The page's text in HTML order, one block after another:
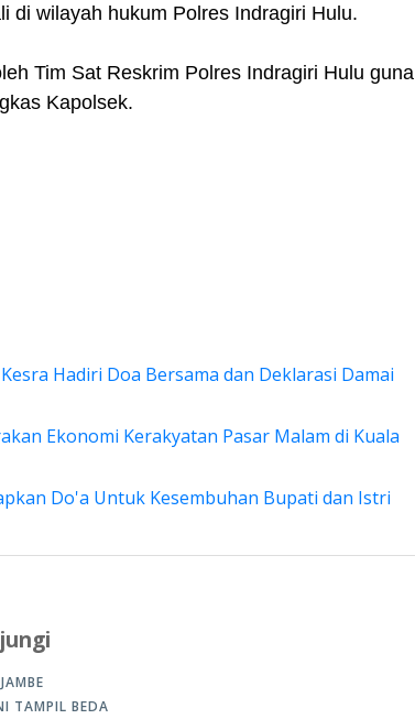
di wilayah hukum Polres Indragiri Hulu.
Tim Sat Reskrim Polres Indragiri Hulu guna
Kapolsek.
Hadiri Doa Bersama dan Deklarasi Damai
Ekonomi Kerakyatan Pasar Malam di Kuala
Do'a Untuk Kesembuhan Bupati dan Istri
TAMPIL BEDA